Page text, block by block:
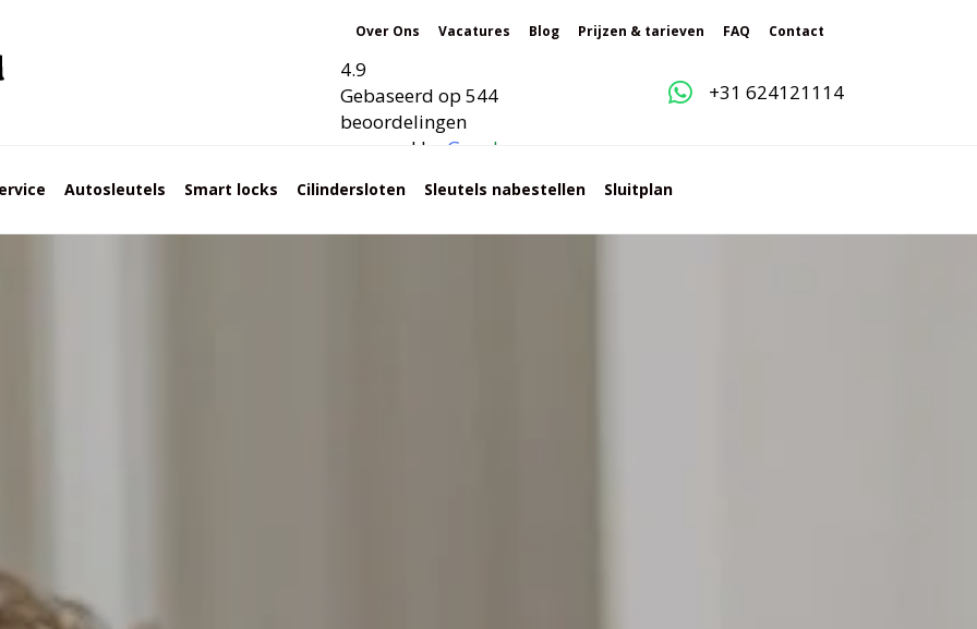
Over Ons Vacatures Blog Prijzen & tarieven FAQ Contact
4.9
Gebaseerd op 544
beoordelingen
powered by G l
+31 624121114
Autosleutels Smart locks Cilindersloten Sleutels nabestellen Sluitplan